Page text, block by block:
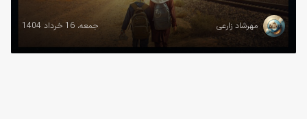
مهرشاد زارعی جمعه، 16 خرداد 1404